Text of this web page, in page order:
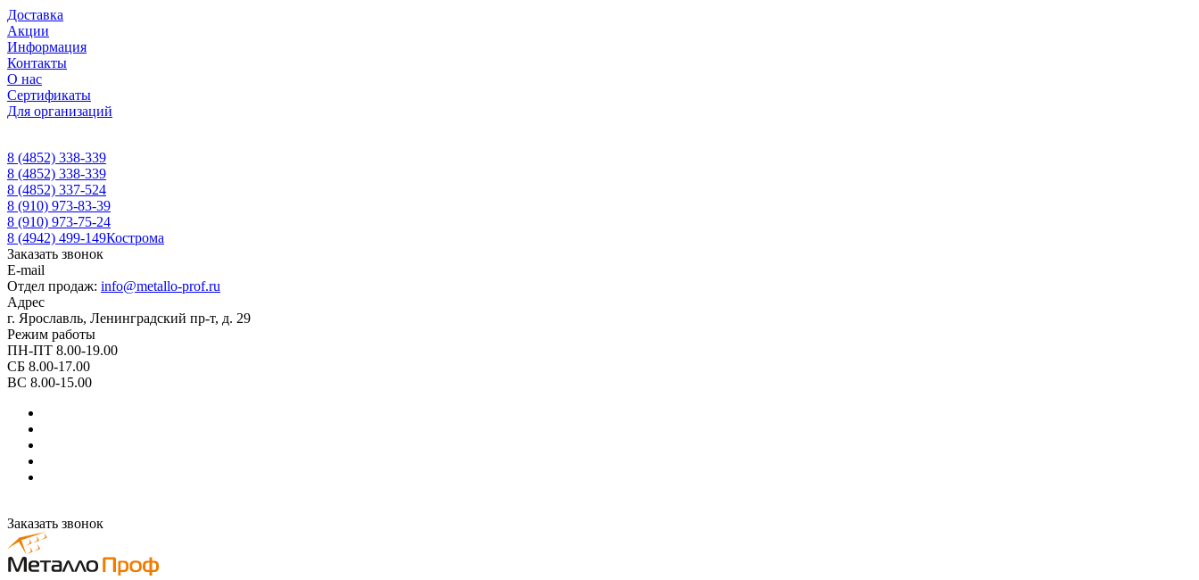
Доставка
Акции
Информация
Контакты
О нас
Сертификаты
Для организаций
8 (4852) 338-339
8 (4852) 338-339
8 (4852) 337-524
8 (910) 973-83-39
8 (910) 973-75-24
8 (4942) 499-149Кострома
Заказать звонок
E-mail
Отдел продаж: info@metallo-prof.ru
Адрес
г. Ярославль, Ленинградский пр-т, д. 29
Режим работы
ПН-ПТ 8.00-19.00
СБ 8.00-17.00
ВС 8.00-15.00
Заказать звонок